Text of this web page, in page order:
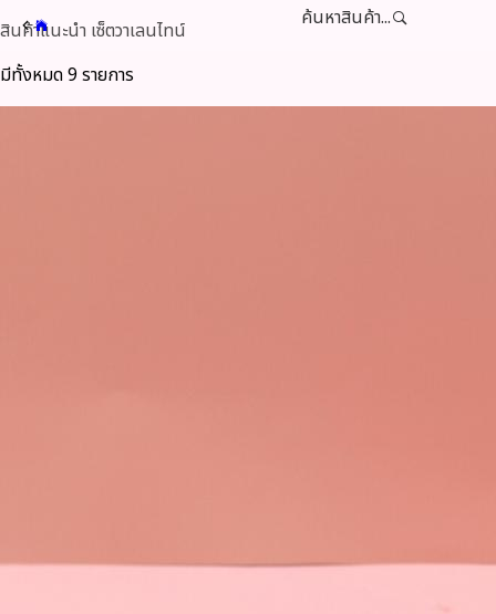
ค้นหาสินค้า...
สินค้าแนะนำ เซ็ตวาเลนไทน์
มีทั้งหมด 9 รายการ